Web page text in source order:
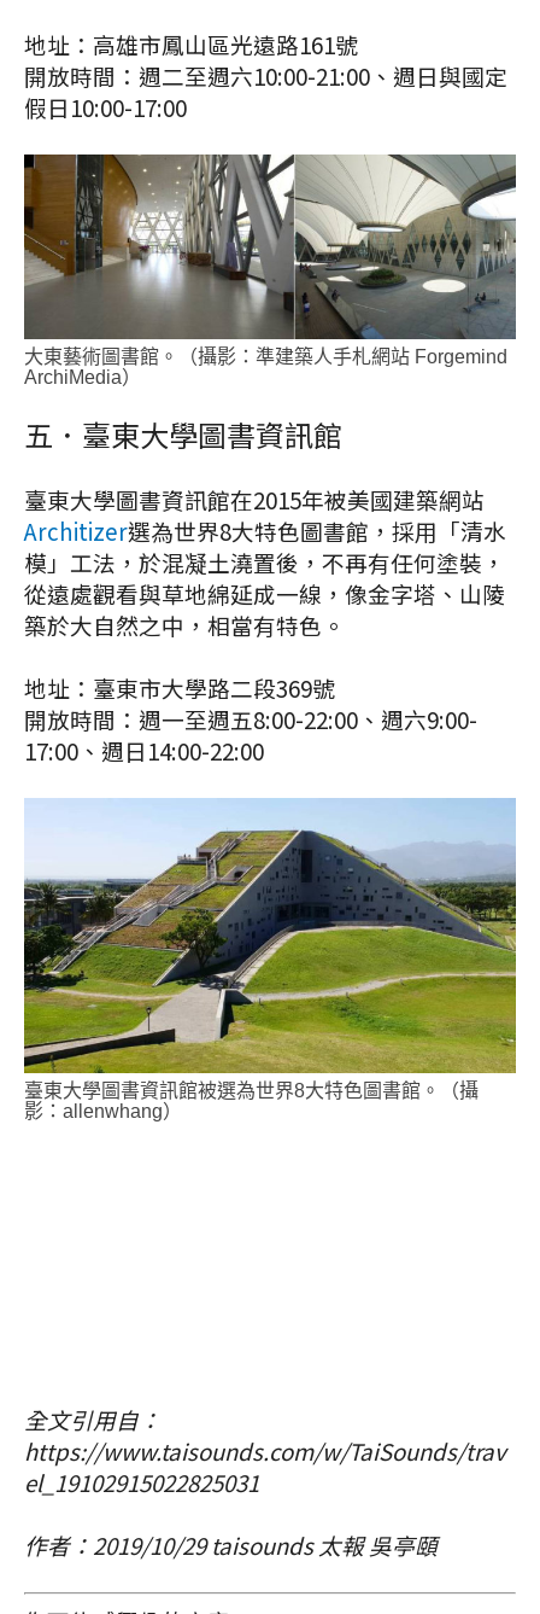
地址：高雄市鳳山區光遠路161號
開放時間：週二至週六10:00-21:00、週日與國定
假日10:00-17:00
大東藝術圖書館。（攝影：準建築人手札網站 Forgemind
ArchiMedia）
五．臺東大學圖書資訊館
臺東大學圖書資訊館在2015年被美國建築網站
Architizer選為世界8大特色圖書館，採用「清水
模」工法，於混凝土澆置後，不再有任何塗裝，
從遠處觀看與草地綿延成一線，像金字塔、山陵
築於大自然之中，相當有特色。
地址：臺東市大學路二段369號
開放時間：週一至週五8:00-22:00、週六9:00-
17:00、週日14:00-22:00
臺東大學圖書資訊館被選為世界8大特色圖書館。（攝
影：allenwhang）
全文引用自：
https://www.taisounds.com/w/TaiSounds/trav
el_19102915022825031
作者：2019/10/29 taisounds 太報 吳亭頤